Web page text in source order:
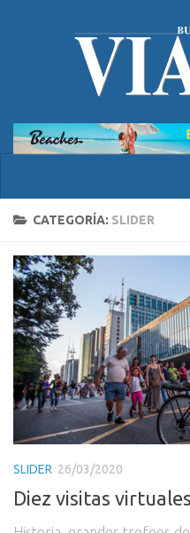
CATEGORÍA: SLIDER
SLIDER 26/03/2020
Diez visitas